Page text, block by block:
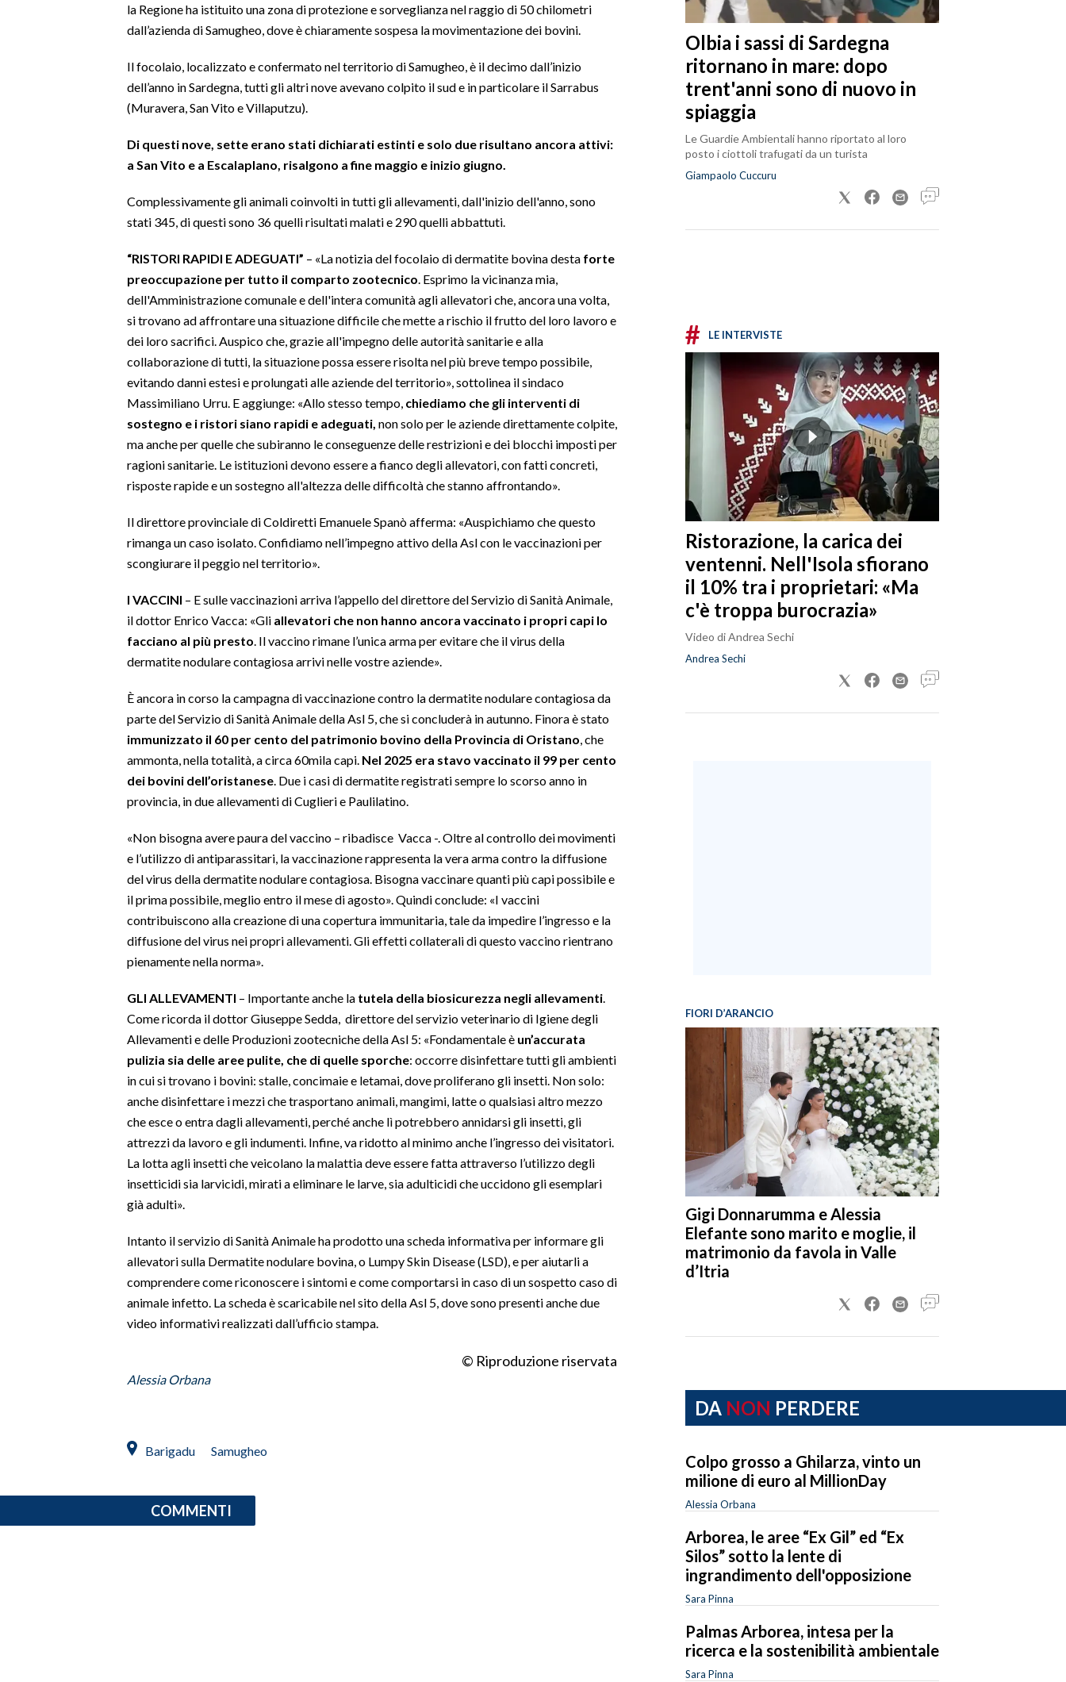
la Regione ha istituito una zona di protezione e sorveglianza nel raggio di 50 chilometri
dall’azienda di Samugheo, dove è chiaramente sospesa la movimentazione dei bovini.
Il focolaio, localizzato e confermato nel territorio di Samugheo, è il decimo dall’inizio
dell’anno in Sardegna, tutti gli altri nove avevano colpito il sud e in particolare il Sarrabus
(Muravera, San Vito e Villaputzu).
Di questi nove, sette erano stati dichiarati estinti e solo due risultano ancora attivi:
a San Vito e a Escalaplano, risalgono a fine maggio e inizio giugno.
Complessivamente gli animali coinvolti in tutti gli allevamenti, dall'inizio dell'anno, sono
stati 345, di questi sono 36 quelli risultati malati e 290 quelli abbattuti.
“RISTORI RAPIDI E ADEGUATI” – «La notizia del focolaio di dermatite bovina desta forte
preoccupazione per tutto il comparto zootecnico. Esprimo la vicinanza mia,
dell'Amministrazione comunale e dell'intera comunità agli allevatori che, ancora una volta,
si trovano ad affrontare una situazione difficile che mette a rischio il frutto del loro lavoro e
dei loro sacrifici. Auspico che, grazie all'impegno delle autorità sanitarie e alla
collaborazione di tutti, la situazione possa essere risolta nel più breve tempo possibile,
evitando danni estesi e prolungati alle aziende del territorio», sottolinea il sindaco
Massimiliano Urru. E aggiunge: «Allo stesso tempo, chiediamo che gli interventi di
sostegno e i ristori siano rapidi e adeguati, non solo per le aziende direttamente colpite,
ma anche per quelle che subiranno le conseguenze delle restrizioni e dei blocchi imposti per
ragioni sanitarie. Le istituzioni devono essere a fianco degli allevatori, con fatti concreti,
risposte rapide e un sostegno all'altezza delle difficoltà che stanno affrontando».
Il direttore provinciale di Coldiretti Emanuele Spanò afferma: «Auspichiamo che questo
rimanga un caso isolato. Confidiamo nell’impegno attivo della Asl con le vaccinazioni per
scongiurare il peggio nel territorio».
I VACCINI – E sulle vaccinazioni arriva l’appello del direttore del Servizio di Sanità Animale,
il dottor Enrico Vacca: «Gli allevatori che non hanno ancora vaccinato i propri capi lo
facciano al più presto. Il vaccino rimane l’unica arma per evitare che il virus della
dermatite nodulare contagiosa arrivi nelle vostre aziende».
È ancora in corso la campagna di vaccinazione contro la dermatite nodulare contagiosa da
parte del Servizio di Sanità Animale della Asl 5, che si concluderà in autunno. Finora è stato
immunizzato il 60 per cento del patrimonio bovino della Provincia di Oristano, che
ammonta, nella totalità, a circa 60mila capi. Nel 2025 era stavo vaccinato il 99 per cento
dei bovini dell’oristanese. Due i casi di dermatite registrati sempre lo scorso anno in
provincia, in due allevamenti di Cuglieri e Paulilatino.
«Non bisogna avere paura del vaccino – ribadisce Vacca -. Oltre al controllo dei movimenti
e l’utilizzo di antiparassitari, la vaccinazione rappresenta la vera arma contro la diffusione
del virus della dermatite nodulare contagiosa. Bisogna vaccinare quanti più capi possibile e
il prima possibile, meglio entro il mese di agosto». Quindi conclude: «I vaccini
contribuiscono alla creazione di una copertura immunitaria, tale da impedire l’ingresso e la
diffusione del virus nei propri allevamenti. Gli effetti collaterali di questo vaccino rientrano
pienamente nella norma».
GLI ALLEVAMENTI – Importante anche la tutela della biosicurezza negli allevamenti.
Come ricorda il dottor Giuseppe Sedda, direttore del servizio veterinario di Igiene degli
Allevamenti e delle Produzioni zootecniche della Asl 5: «Fondamentale è un’accurata
pulizia sia delle aree pulite, che di quelle sporche: occorre disinfettare tutti gli ambienti
in cui si trovano i bovini: stalle, concimaie e letamai, dove proliferano gli insetti. Non solo:
anche disinfettare i mezzi che trasportano animali, mangimi, latte o qualsiasi altro mezzo
che esce o entra dagli allevamenti, perché anche lì potrebbero annidarsi gli insetti, gli
attrezzi da lavoro e gli indumenti. Infine, va ridotto al minimo anche l’ingresso dei visitatori.
La lotta agli insetti che veicolano la malattia deve essere fatta attraverso l’utilizzo degli
insetticidi sia larvicidi, mirati a eliminare le larve, sia adulticidi che uccidono gli esemplari
già adulti».
Intanto il servizio di Sanità Animale ha prodotto una scheda informativa per informare gli
allevatori sulla Dermatite nodulare bovina, o Lumpy Skin Disease (LSD), e per aiutarli a
comprendere come riconoscere i sintomi e come comportarsi in caso di un sospetto caso di
animale infetto. La scheda è scaricabile nel sito della Asl 5, dove sono presenti anche due
video informativi realizzati dall’ufficio stampa.
© Riproduzione riservata
Alessia Orbana
Barigadu Samugheo
COMMENTI
Olbia i sassi di Sardegna
ritornano in mare: dopo
trent'anni sono di nuovo in
spiaggia
Le Guardie Ambientali hanno riportato al loro
posto i ciottoli trafugati da un turista
Giampaolo Cuccuru
# LE INTERVISTE
Ristorazione, la carica dei
ventenni. Nell'Isola sfiorano
il 10% tra i proprietari: «Ma
c'è troppa burocrazia»
Video di Andrea Sechi
Andrea Sechi
FIORI D’ARANCIO
Gigi Donnarumma e Alessia
Elefante sono marito e moglie, il
matrimonio da favola in Valle
d’Itria
DA NON PERDERE
Colpo grosso a Ghilarza, vinto un
milione di euro al MillionDay
Alessia Orbana
Arborea, le aree “Ex Gil” ed “Ex
Silos” sotto la lente di
ingrandimento dell'opposizione
Sara Pinna
Palmas Arborea, intesa per la
ricerca e la sostenibilità ambientale
Sara Pinna